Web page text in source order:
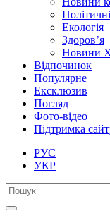
Екологія
Здоров’я
Новини
Відпочинок
Популярне
Ексклюзив
Погляд
Фото-відео
Підтримка
РУС
УКР